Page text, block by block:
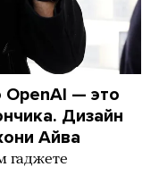
OpenAI — это
Дизайн
Айва
гаджете